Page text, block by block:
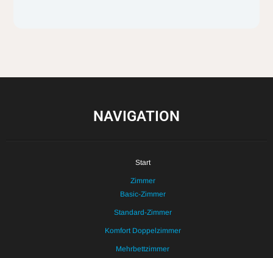
NAVIGATION
Start
Zimmer
Basic-Zimmer
Standard-Zimmer
Komfort Doppelzimmer
Mehrbettzimmer